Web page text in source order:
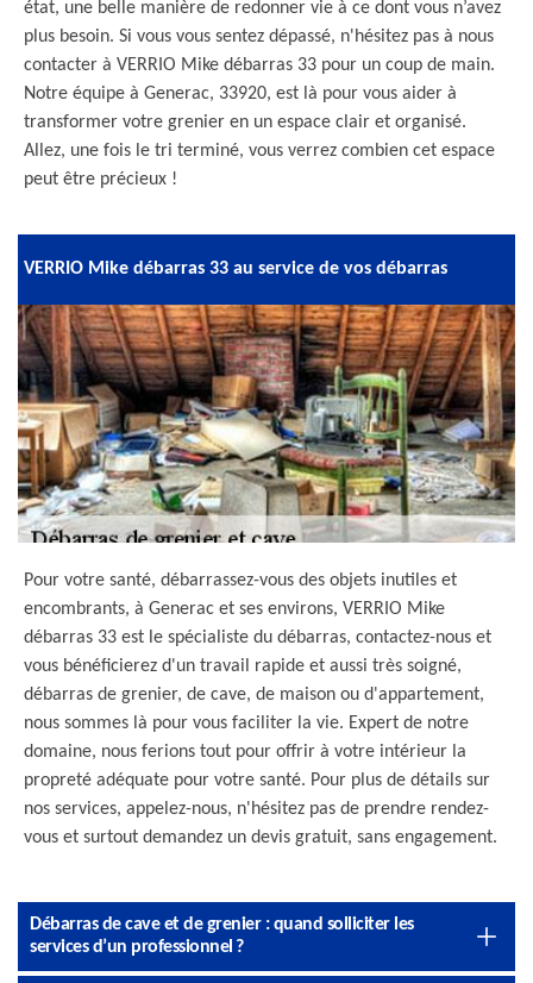
état, une belle manière de redonner vie à ce dont vous n’avez
plus besoin. Si vous vous sentez dépassé, n'hésitez pas à nous
contacter à VERRIO Mike débarras 33 pour un coup de main.
Notre équipe à Generac, 33920, est là pour vous aider à
transformer votre grenier en un espace clair et organisé.
Allez, une fois le tri terminé, vous verrez combien cet espace
peut être précieux !
VERRIO Mike débarras 33 au service de vos débarras
Pour votre santé, débarrassez-vous des objets inutiles et
encombrants, à Generac et ses environs, VERRIO Mike
débarras 33 est le spécialiste du débarras, contactez-nous et
vous bénéficierez d'un travail rapide et aussi très soigné,
débarras de grenier, de cave, de maison ou d'appartement,
nous sommes là pour vous faciliter la vie. Expert de notre
domaine, nous ferions tout pour offrir à votre intérieur la
propreté adéquate pour votre santé. Pour plus de détails sur
nos services, appelez-nous, n'hésitez pas de prendre rendez-
vous et surtout demandez un devis gratuit, sans engagement.
Débarras de cave et de grenier : quand solliciter les
services d’un professionnel ?